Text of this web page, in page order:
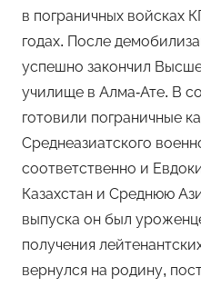
в пограничных войсках
годах. После
успешно закончил
училище в Алма-Ате. В
готовили пограничные
Среднеазиатского
соответственно и
Казахстан и Среднюю
выпуска он был
получения
вернулся на родину,